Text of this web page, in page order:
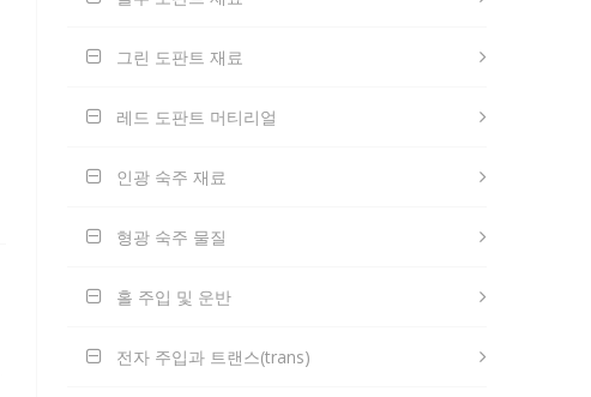
그린 도판트 재료
레드 도판트 머티리얼
인광 숙주 재료
형광 숙주 물질
홀 주입 및 운반
전자 주입과 트랜스(trans)